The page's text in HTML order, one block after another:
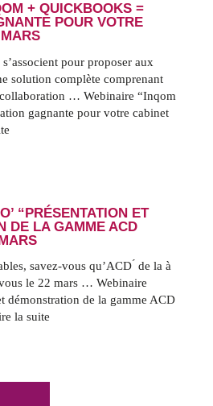
+ QUICKBOOKS =
POUR VOTRE
pour proposer aux
solution complète comprenant
… Webinaire “Inqom
gagnante pour votre cabinet
“PRÉSENTATION ET
DE LA GAMME ACD
savez-vous qu’ACD ́ de la à
le 22 mars … Webinaire
démonstration de la gamme ACD
la suite